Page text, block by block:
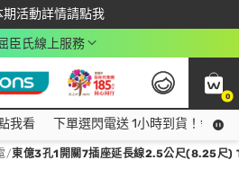
期活動詳情請點我
載app最高回饋$350
臣氏線上服務
0
我看 下單選閃電送 1小時到貨！領神
/東億3孔1開關7插座延長線2.5公尺(8.25尺